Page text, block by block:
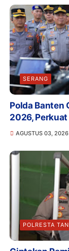
SERANG
Polda Banten
2026,
AGUSTUS 03, 2026
POLRESTA